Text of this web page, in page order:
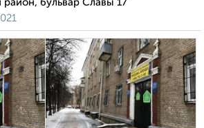
бульвар Славы 17